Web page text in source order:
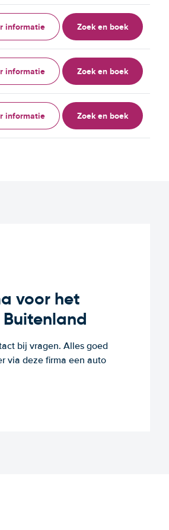
informatie Zoek en boek
informatie Zoek en boek
informatie Zoek en boek
voor het
bij vragen. Alles goed
via deze firma een auto